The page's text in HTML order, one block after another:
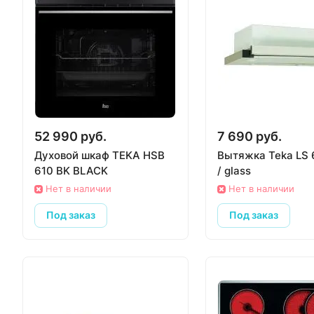
52 990 руб.
Духовой шкаф TEKA HSB
610 BK BLACK
Нет в наличии
Под заказ
7 690 руб.
Вытяжка Teka LS
/ glass
Нет в наличии
Под заказ